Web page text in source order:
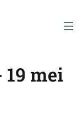
19 mei